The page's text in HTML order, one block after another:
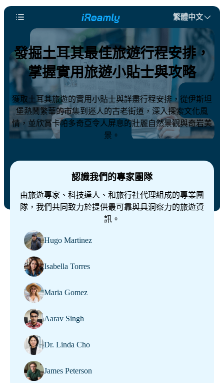
繁體中文
發掘土耳其最佳旅遊行程安排，
掌握實用旅遊小貼士與攻略
獲取土耳其旅遊的實用小貼士與詳盡行程安排，從伊斯坦
堡熱鬧繁華的市集到迷人的古老街道，深入探索文化風
情，並欣賞卡帕多奇亞令人屏息的壯麗自然景觀與奇岩美
景。
認識我們的專家團隊
由旅遊專家、科技達人、和旅行社代理組成的專業團
隊，我們共同致力於提供最可靠與具洞察力的旅遊資
訊。
Hugo Martinez
Isabella Torres
Maria Gomez
Aarav Singh
Dr. Linda Cho
James Peterson